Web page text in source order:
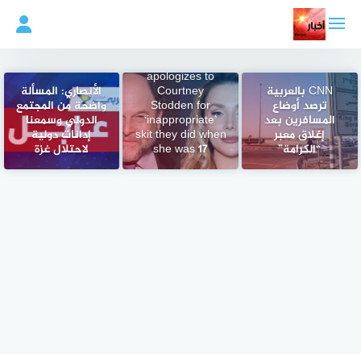
المحتوى
CNN بالعربية
ترصد أوضاع
المسافرين بعد
إغلاق معبر
“الكرامة”
apologizes to
Courtney
Stodden for
‘inappropriate’
skit they did when
she was 17
الأنصاري: المسألة
واضحة من المجتمع
الدولي وسمعنا
إدانات دولية
لاحتلال غزة